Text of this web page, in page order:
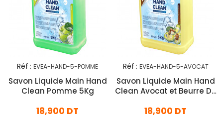
Réf : EVEA-HAND-5-POMME
Savon Liquide Main Hand
Clean Pomme 5Kg
18,900 DT
Réf : EVEA-HAND-5-AVOCAT
Savon Liquide Main Hand
Clean Avocat et Beurre De
18,900 DT